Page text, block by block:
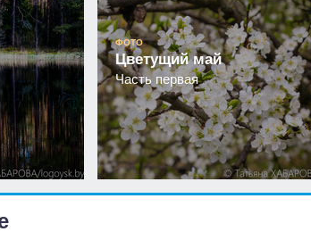
ФОТО
Цветущий май
Часть первая